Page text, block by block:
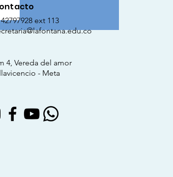
ext 113
4, Vereda del amor
- Meta